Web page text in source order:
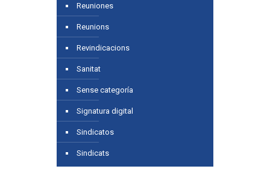
Reuniones
Reunions
Revindicacions
Sanitat
Sense categoría
Signatura digital
Sindicatos
Sindicats